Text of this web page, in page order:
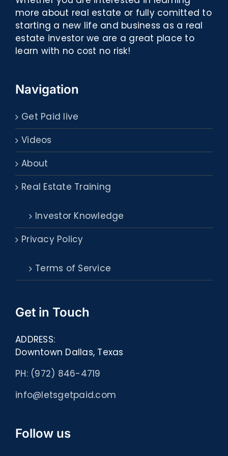
more about real estate or fully comitted to
starting a new life and business as a real
estate investor we are a great place to
learn with no cost no risk!
Navigation
Get Paid live
Videos
About
Real Estate Training
Investor Knowledge
Privacy Policy
Terms of Service
Get in Touch
ADDRESS:
Downtown Dallas, Texas
PH: (972) 846-4719
info@letsgetpaid.com
Follow us